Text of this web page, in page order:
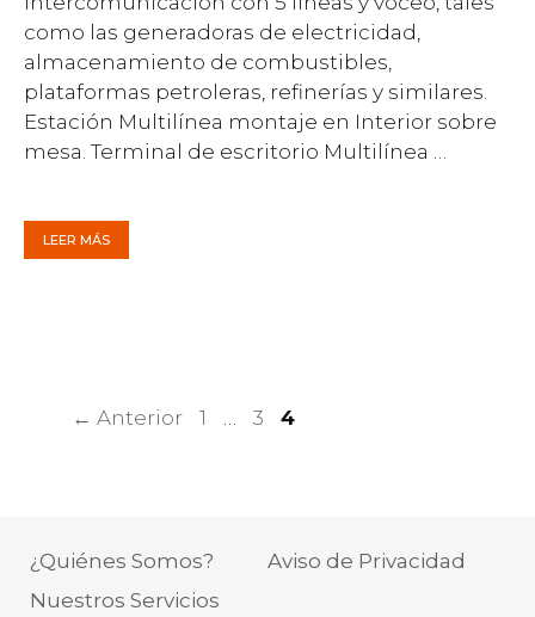
como las generadoras de electricidad,
almacenamiento de combustibles,
plataformas petroleras, refinerías y similares.
Estación Multilínea montaje en Interior sobre
mesa. Terminal de escritorio Multilínea …
LEER MÁS
← Anterior Página
1 Página
3 Página
4
¿Quiénes Somos?
Nuestros Servicios
Aviso de Privacidad